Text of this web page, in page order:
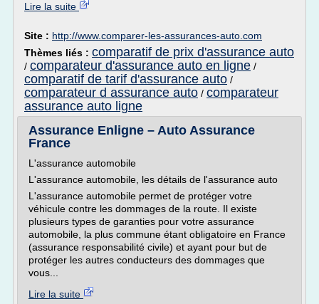
Lire la suite
Site : http://www.comparer-les-assurances-auto.com
Thèmes liés : comparatif de prix d'assurance auto
/ comparateur d'assurance auto en ligne /
comparatif de tarif d'assurance auto /
comparateur d assurance auto / comparateur
assurance auto ligne
Assurance Enligne – Auto Assurance
France
L'assurance automobile
L'assurance automobile, les détails de l'assurance auto
L'assurance automobile permet de protéger votre
véhicule contre les dommages de la route. Il existe
plusieurs types de garanties pour votre assurance
automobile, la plus commune étant obligatoire en France
(assurance responsabilité civile) et ayant pour but de
protéger les autres conducteurs des dommages que
vous...
Lire la suite